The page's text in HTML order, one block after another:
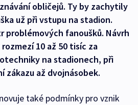
obličejů. Ty by zachytily
už při vstupu na stadion.
problémových fanoušků. Návrh
10 až 50 tisíc za
na stadionech, při
zákazu až dvojnásobek.
také podmínky pro vznik